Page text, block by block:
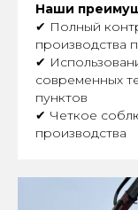
Наши
✔ Полный
производства
✔
современных
пунктов
✔ Четкое
производства